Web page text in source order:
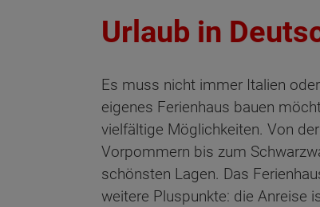
Urlaub in
Es muss nicht immer Italien
eigenes Ferienhaus bauen
vielfältige Möglichkeiten. Von
Vorpommern bis zum
schönsten Lagen. Das
weitere Pluspunkte: die Anreise